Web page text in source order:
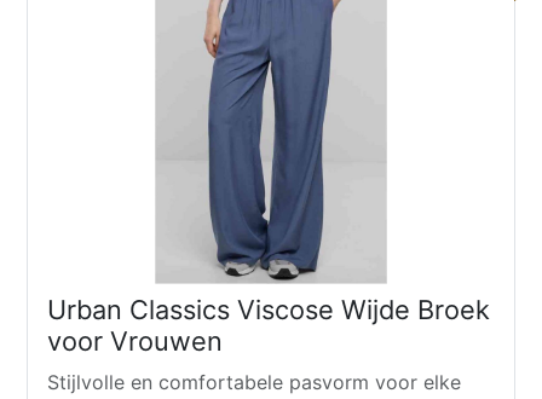
Urban Classics Viscose Wijde Broek
voor Vrouwen
Stijlvolle en comfortabele pasvorm voor elke